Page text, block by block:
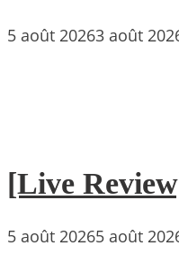
5 août 20263 août
[Live
5 août 20265 août